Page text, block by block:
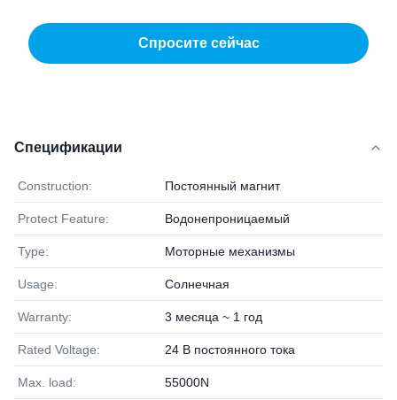
Спросите сейчас
Спецификации
Construction: Постоянный магнит
Protect Feature: Водонепроницаемый
Type: Моторные механизмы
Usage: Солнечная
Warranty: 3 месяца ~ 1 год
Rated Voltage: 24 В постоянного тока
Max. load: 55000N